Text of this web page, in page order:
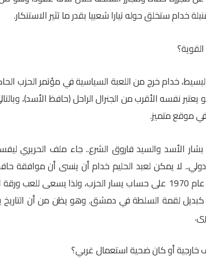
خدام ستخلق حوله تيارا شعبيا بقدر ما تثير الاستنكار.
خدام خرج من اللعبة السياسية في مؤتمر الحزب
يعتبر نفسه الأقرب من الجنرال الراحل (حافظ الأسد)،
في موقع متميز.
الأسد والسيد فاروق الشرع.. جاء ملف الحريري
لا يمكن لعبد الحليم خدام أن ينسى أن موافقة
على القرار 242 كانت حاسمة في اعتراف دولي به عام 1970 على حساب يسار الحزب، ولذا يسعى
كبديل لقمة السلطة في دمشق. وهو يظن من أن
أو كان ضحية استعمال غربي؟